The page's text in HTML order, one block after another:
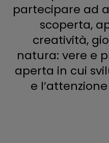
partecipare ad
scoperta,
creatività,
natura: vere e
aperta in cui
e